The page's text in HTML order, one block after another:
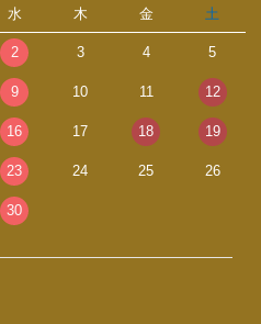
水 木 金 土
2 3 4 5
9 10 11 12
16 17 18 19
23 24 25 26
30